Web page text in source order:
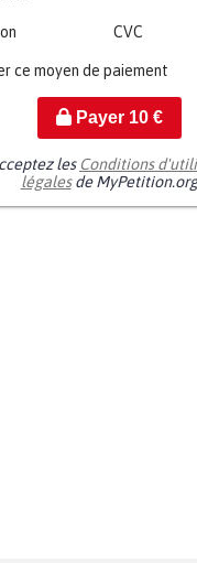
CVC
ce moyen de paiement
Payer 10€
les Conditions
légalesde MyPetition.org